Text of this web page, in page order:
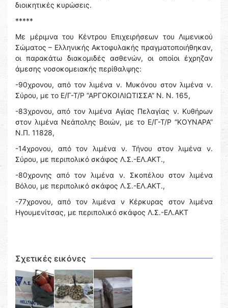
διοικητικές κυρώσεις.
*****
Με μέριμνα του Κέντρου Επιχειρήσεων του Λιμενικού
Σώματος – Ελληνικής Ακτοφυλακής πραγματοποιήθηκαν,
οι παρακάτω διακομιδές ασθενών, οι οποίοι έχρηζαν
άμεσης νοσοκομειακής περίθαλψης:
-90χρονου, από τον λιμένα ν. Μυκόνου στον λιμένα ν.
Σύρου, με το Ε/Γ-Τ/Ρ “ΑΡΓΟΚΟΙΛΙΩΤΙΣΣΑ” Ν. Ν. 165,
-83χρονου, από τον λιμένα Αγίας Πελαγίας ν. Κυθήρων
στον λιμένα Νεάπολης Βοιών, με το Ε/Γ-Τ/Ρ “ΚΟΥΝΑΡΑ”
Ν.Π. 11828,
-14χρονου, από τον λιμένα ν. Τήνου στον λιμένα ν.
Σύρου, με περιπολικό σκάφος Λ.Σ.-ΕΛ.ΑΚΤ.,
-80χρονης από τον λιμένα ν. Σκοπέλου στον λιμένα
Βόλου, με περιπολικό σκάφος Λ.Σ.-ΕΛ.ΑΚΤ.,
-77χρονου, από τον λιμένα ν Κέρκυρας στον λιμένα
Ηγουμενίτσας, με περιπολικό σκάφος Λ.Σ.-ΕΛ.ΑΚΤ
Σχετικές εικόνες